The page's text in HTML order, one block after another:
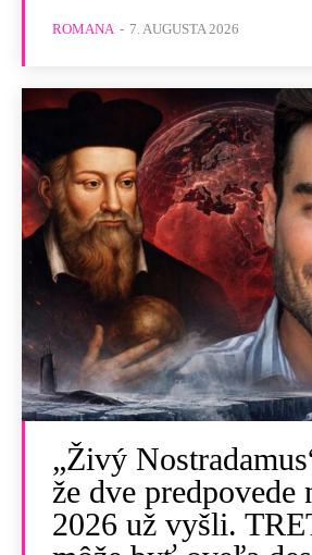
ROMANA - 7. AUGUSTA 2026
„Živý
že dve predpovede
2026 už vyšli.